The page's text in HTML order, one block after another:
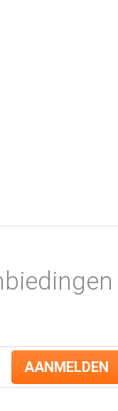
AANMELDEN